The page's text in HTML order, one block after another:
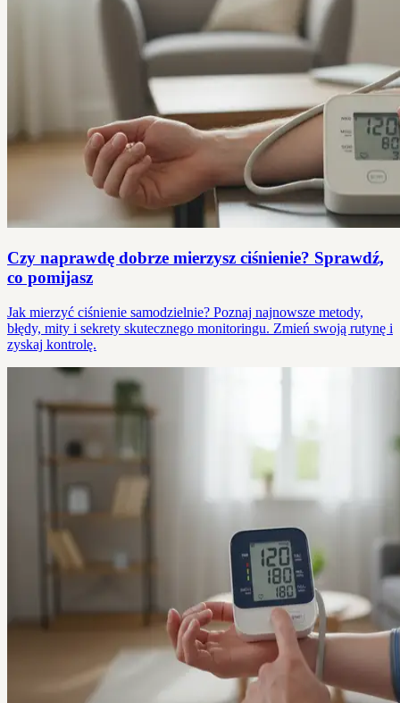
Czy naprawdę dobrze mierzysz ciśnienie? Sprawdź,
co pomijasz
Jak mierzyć ciśnienie samodzielnie? Poznaj najnowsze metody,
błędy, mity i sekrety skutecznego monitoringu. Zmień swoją rutynę i
zyskaj kontrolę.